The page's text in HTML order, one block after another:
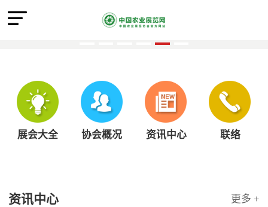
展会大全 协会概况 资讯中心 联络
资讯中心 更多 +